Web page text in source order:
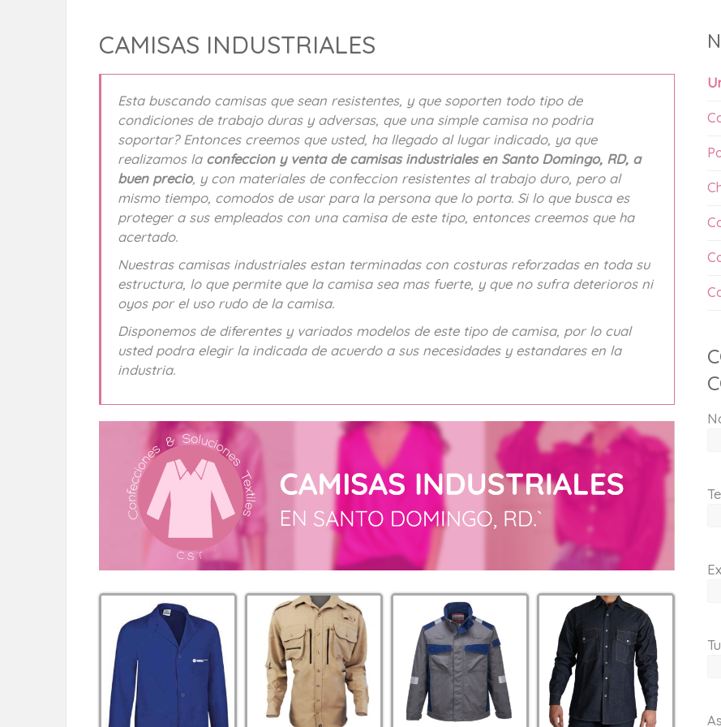
CAMISAS INDUSTRIALES
Esta buscando camisas que sean resistentes, y que soporten todo tipo de
condiciones de trabajo duras y adversas, que una simple camisa no podria
soportar? Entonces creemos que usted, ha llegado al lugar indicado, ya que
realizamos la confeccion y venta de camisas industriales en Santo Domingo, RD, a
buen precio, y con materiales de confeccion resistentes al trabajo duro, pero al
mismo tiempo, comodos de usar para la persona que lo porta. Si lo que busca es
proteger a sus empleados con una camisa de este tipo, entonces creemos que ha
acertado.
Nuestras camisas industriales estan terminadas con costuras reforzadas en toda su
estructura, lo que permite que la camisa sea mas fuerte, y que no sufra deterioros ni
oyos por el uso rudo de la camisa.
Disponemos de diferentes y variados modelos de este tipo de camisa, por lo cual
usted podra elegir la indicada de acuerdo a sus necesidades y estandares en la
industria.